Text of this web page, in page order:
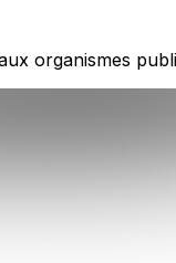
organismes